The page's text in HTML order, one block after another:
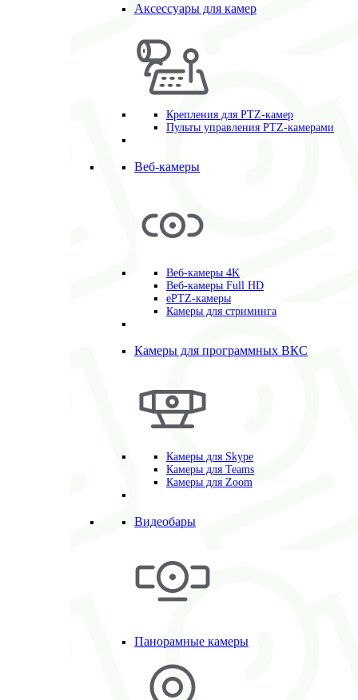
Аксессуары для камер
Крепления для PTZ-камер
Пульты управления PTZ-камерами
Веб-камеры
Веб-камеры 4K
Веб-камеры Full HD
ePTZ-камеры
Камеры для стриминга
Камеры для программных ВКС
Камеры для Skype
Камеры для Teams
Камеры для Zoom
Видеобары
Панорамные камеры